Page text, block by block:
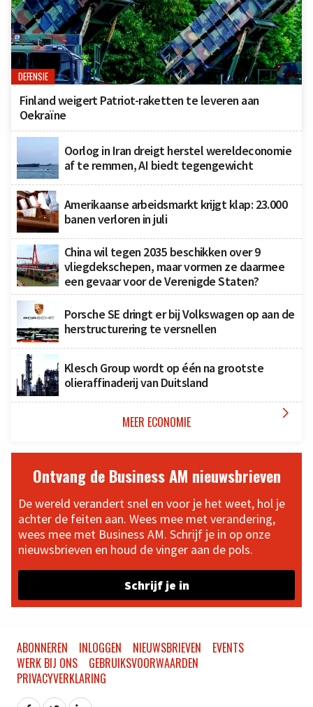
DEFENSIE
Finland weigert Patriot-raketten te leveren aan
Oekraïne
Oorlog in Iran dreigt herstel wereldeconomie
af te remmen, AI biedt tegengewicht
Amerikaanse arbeidsmarkt krijgt klap: 23.000
banen verloren in juli
China wil tegen 2035 beschikken over 9
vliegdekschepen, maar vormen ze daarmee
een gevaar voor de Verenigde Staten?
Porsche SE dringt er bij Volkswagen op aan de
herstructurering te versnellen
Klesch Group wordt op één na grootste
olieraffinaderij van Duitsland
MEER ECONOMIE 
Ontvang de Business AM nieuwsbrieven
De wereld verandert snel en voor je het weet, hol je
achter de feiten aan. Wees mee met verandering,
wees mee met Business AM. Schrijf je in op onze
nieuwsbrieven en houd de vinger aan de pols.
Schrijf je in
ABONNEREN INLOGGEN NIEUWSBRIEVEN
EVENTS
WERK BIJ ONS
GEBRUIKSVOORWAARDEN
PRIVACYVERKLARING